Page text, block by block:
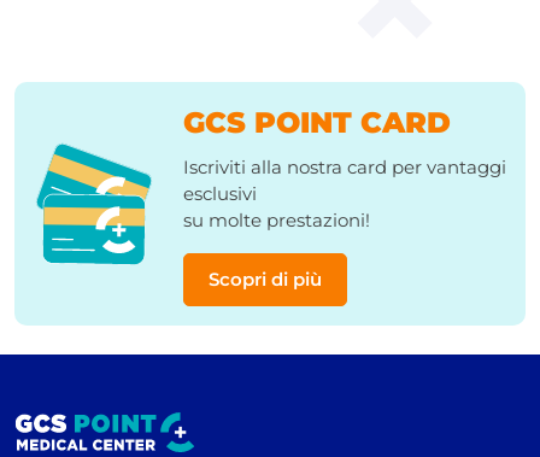
GCS POINT CARD
Iscriviti alla nostra card per vantaggi
esclusivi
su molte prestazioni!
Scopri di più